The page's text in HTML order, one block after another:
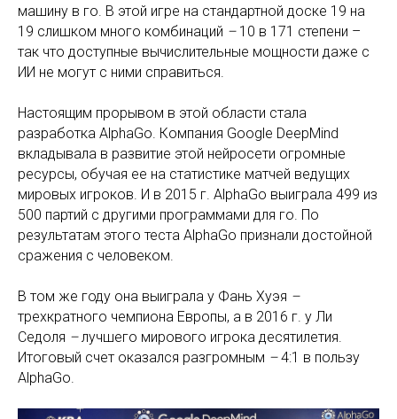
машину в го. В этой игре на стандартной доске 19 на
19 слишком много комбинаций –10 в 171 степени –
так что доступные вычислительные мощности даже с
ИИ не могут с ними справиться.
Настоящим прорывом в этой области стала
разработка AlphaGo. Компания Google DeepMind
вкладывала в развитие этой нейросети огромные
ресурсы, обучая ее на статистике матчей ведущих
мировых игроков. И в 2015 г. AlphaGo выиграла 499 из
500 партий с другими программами для го. По
результатам этого теста AlphaGo признали достойной
сражения с человеком.
В том же году она выиграла у Фань Хуэя –
трехкратного чемпиона Европы, а в 2016 г. у Ли
Седоля –лучшего мирового игрока десятилетия.
Итоговый счет оказался разгромным –4:1 в пользу
AlphaGo.